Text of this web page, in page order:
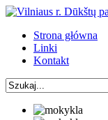
Strona główna
Linki
Kontakt